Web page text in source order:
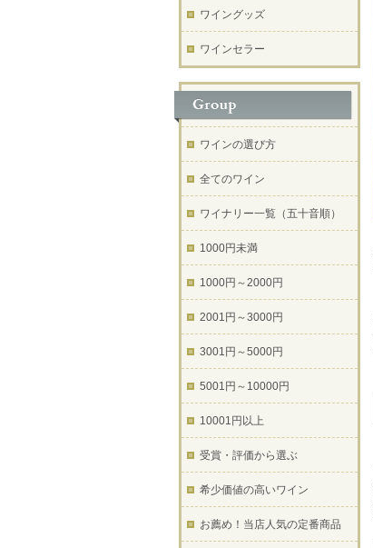
ワイングッズ
ワインセラー
ワインの選び方
全てのワイン
ワイナリー一覧（五十音順）
1000円未満
1000円～2000円
2001円～3000円
3001円～5000円
5001円～10000円
10001円以上
受賞・評価から選ぶ
希少価値の高いワイン
お薦め！当店人気の定番商品